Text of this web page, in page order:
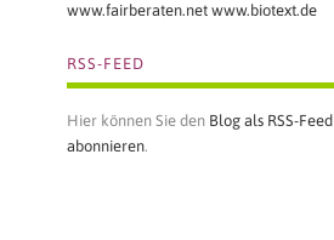
www.fairberaten.net www.biotext.de
RSS-FEED
Hier können Sie den Blog als RSS-Feed
abonnieren.